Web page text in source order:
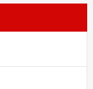
1 2 3 4 5 ... 14